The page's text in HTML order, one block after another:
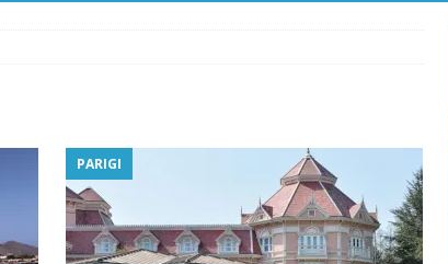
un viaggio in Sicilia con i bambini (senza stress)
CONSIGLI
PARIGI